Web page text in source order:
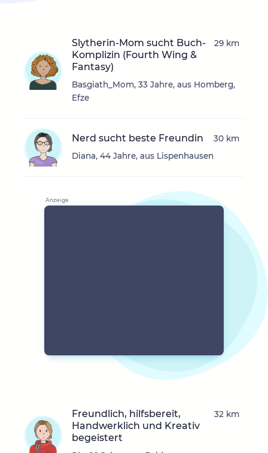
Slytherin-Mom sucht Buch-
Komplizin (Fourth Wing &
Fantasy)
Basgiath_Mom, 33 Jahre, aus Homberg,
Efze
29 km
Nerd sucht beste Freundin
Diana, 44 Jahre, aus Lispenhausen
30 km
Freundlich, hilfsbereit,
Handwerklich und Kreativ
begeistert
32 km